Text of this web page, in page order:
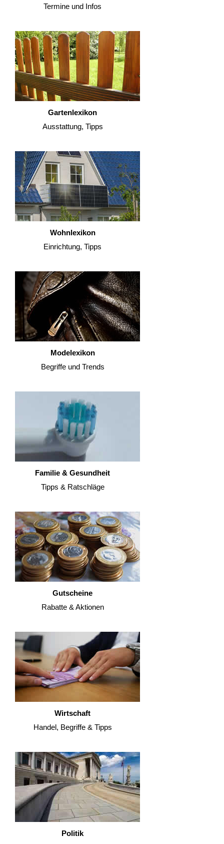
Termine und Infos
Gartenlexikon
Ausstattung, Tipps
Wohnlexikon
Einrichtung, Tipps
Modelexikon
Begriffe und Trends
Familie & Gesundheit
Tipps & Ratschläge
Gutscheine
Rabatte & Aktionen
Wirtschaft
Handel, Begriffe & Tipps
Politik